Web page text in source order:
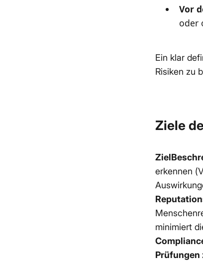
Vor
oder
Ein klar
Risiken zu
Ziele
erkennen
minimiert
Prüfungen